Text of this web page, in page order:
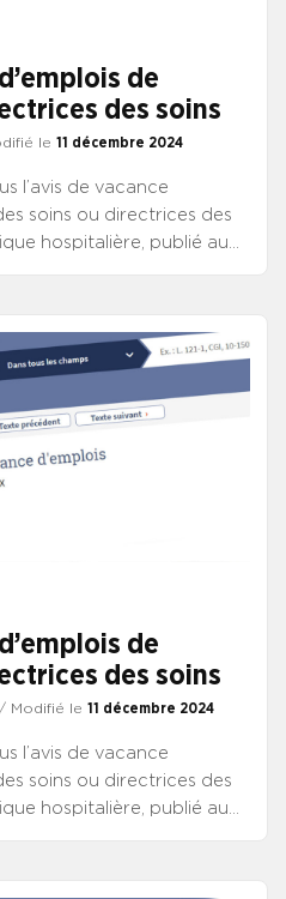
de
des soins
le 11 décembre 2024
l’avis de vacance
soins ou directrices des
hospitalière, publié au
de
des soins
/ Modifié le 11 décembre 2024
l’avis de vacance
soins ou directrices des
hospitalière, publié au